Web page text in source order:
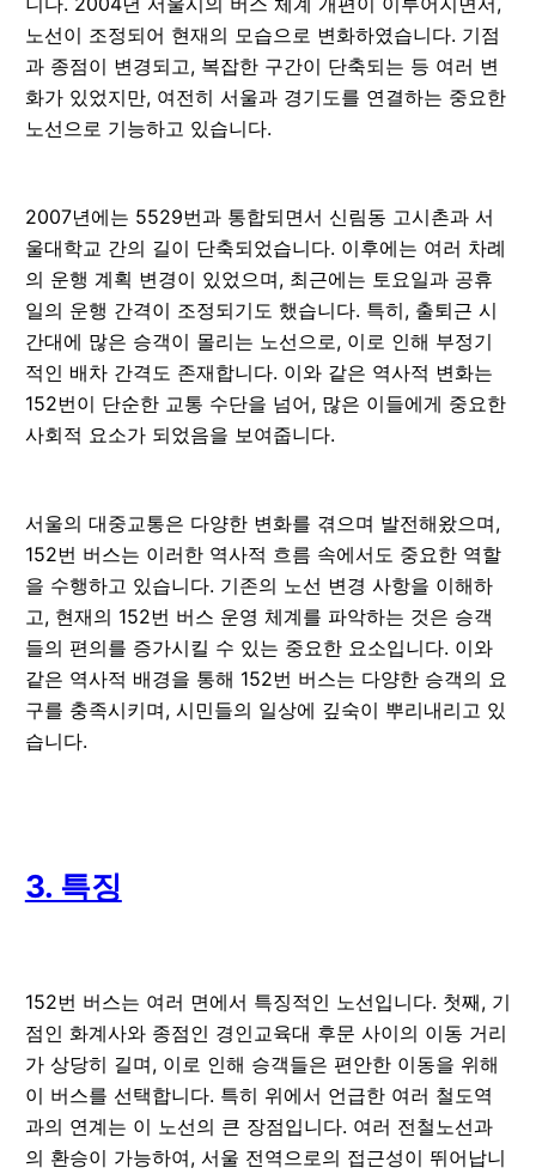
노선이 조정되어 현재의 모습으로 변화하였습니다. 기점
과 종점이 변경되고, 복잡한 구간이 단축되는 등 여러 변
화가 있었지만, 여전히 서울과 경기도를 연결하는 중요한
노선으로 기능하고 있습니다.
2007년에는 5529번과 통합되면서 신림동 고시촌과 서
울대학교 간의 길이 단축되었습니다. 이후에는 여러 차례
의 운행 계획 변경이 있었으며, 최근에는 토요일과 공휴
일의 운행 간격이 조정되기도 했습니다. 특히, 출퇴근 시
간대에 많은 승객이 몰리는 노선으로, 이로 인해 부정기
적인 배차 간격도 존재합니다. 이와 같은 역사적 변화는
152번이 단순한 교통 수단을 넘어, 많은 이들에게 중요한
사회적 요소가 되었음을 보여줍니다.
서울의 대중교통은 다양한 변화를 겪으며 발전해왔으며,
152번 버스는 이러한 역사적 흐름 속에서도 중요한 역할
을 수행하고 있습니다. 기존의 노선 변경 사항을 이해하
고, 현재의 152번 버스 운영 체계를 파악하는 것은 승객
들의 편의를 증가시킬 수 있는 중요한 요소입니다. 이와
같은 역사적 배경을 통해 152번 버스는 다양한 승객의 요
구를 충족시키며, 시민들의 일상에 깊숙이 뿌리내리고 있
습니다.
3. 특징
152번 버스는 여러 면에서 특징적인 노선입니다. 첫째, 기
점인 화계사와 종점인 경인교육대 후문 사이의 이동 거리
가 상당히 길며, 이로 인해 승객들은 편안한 이동을 위해
이 버스를 선택합니다. 특히 위에서 언급한 여러 철도역
과의 연계는 이 노선의 큰 장점입니다. 여러 전철노선과
의 환승이 가능하여, 서울 전역으로의 접근성이 뛰어납니